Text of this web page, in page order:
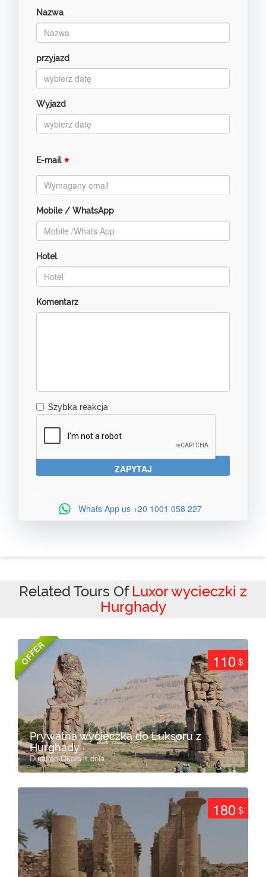
Nazwa
przyjazd
Wyjazd
E-mail *
Mobile / WhatsApp
Hotel
Komentarz
Szybka reakcja
Whats App us +20 1001 058 227
Related Tours Of Luxor wycieczki z
Hurghady
OFFER 110$
Prywatna wycieczka do Luksoru z
Hurghady
Duration Około 1 dnia
180$